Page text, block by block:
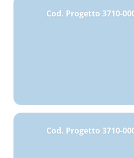
Cod. Progetto 3710-
Cod. Progetto 3710-